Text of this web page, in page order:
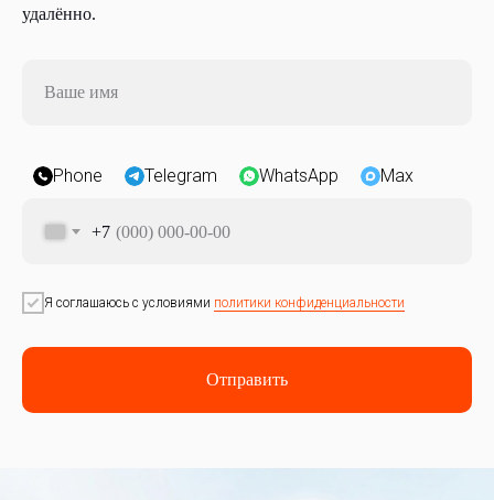
удалённо.
Ваше имя
Phone Telegram WhatsApp Max
+7
Я соглашаюсь с условиями политики конфиденциальности
Отправить